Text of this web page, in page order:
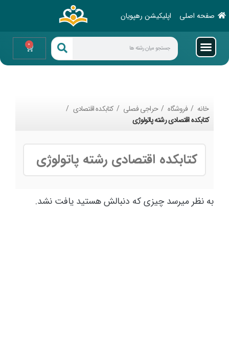
صفحه اصلی اپلیکیشن رهپویان
0
خانه فروشگاه حراجی فصلی
کتابکده اقتصادی
کتابکده اقتصادی رشته پاتولوژی
کتابکده اقتصادی رشته پاتولوژی
به نظر میرسد چیزی که دنبالش هستید یافت نشد.